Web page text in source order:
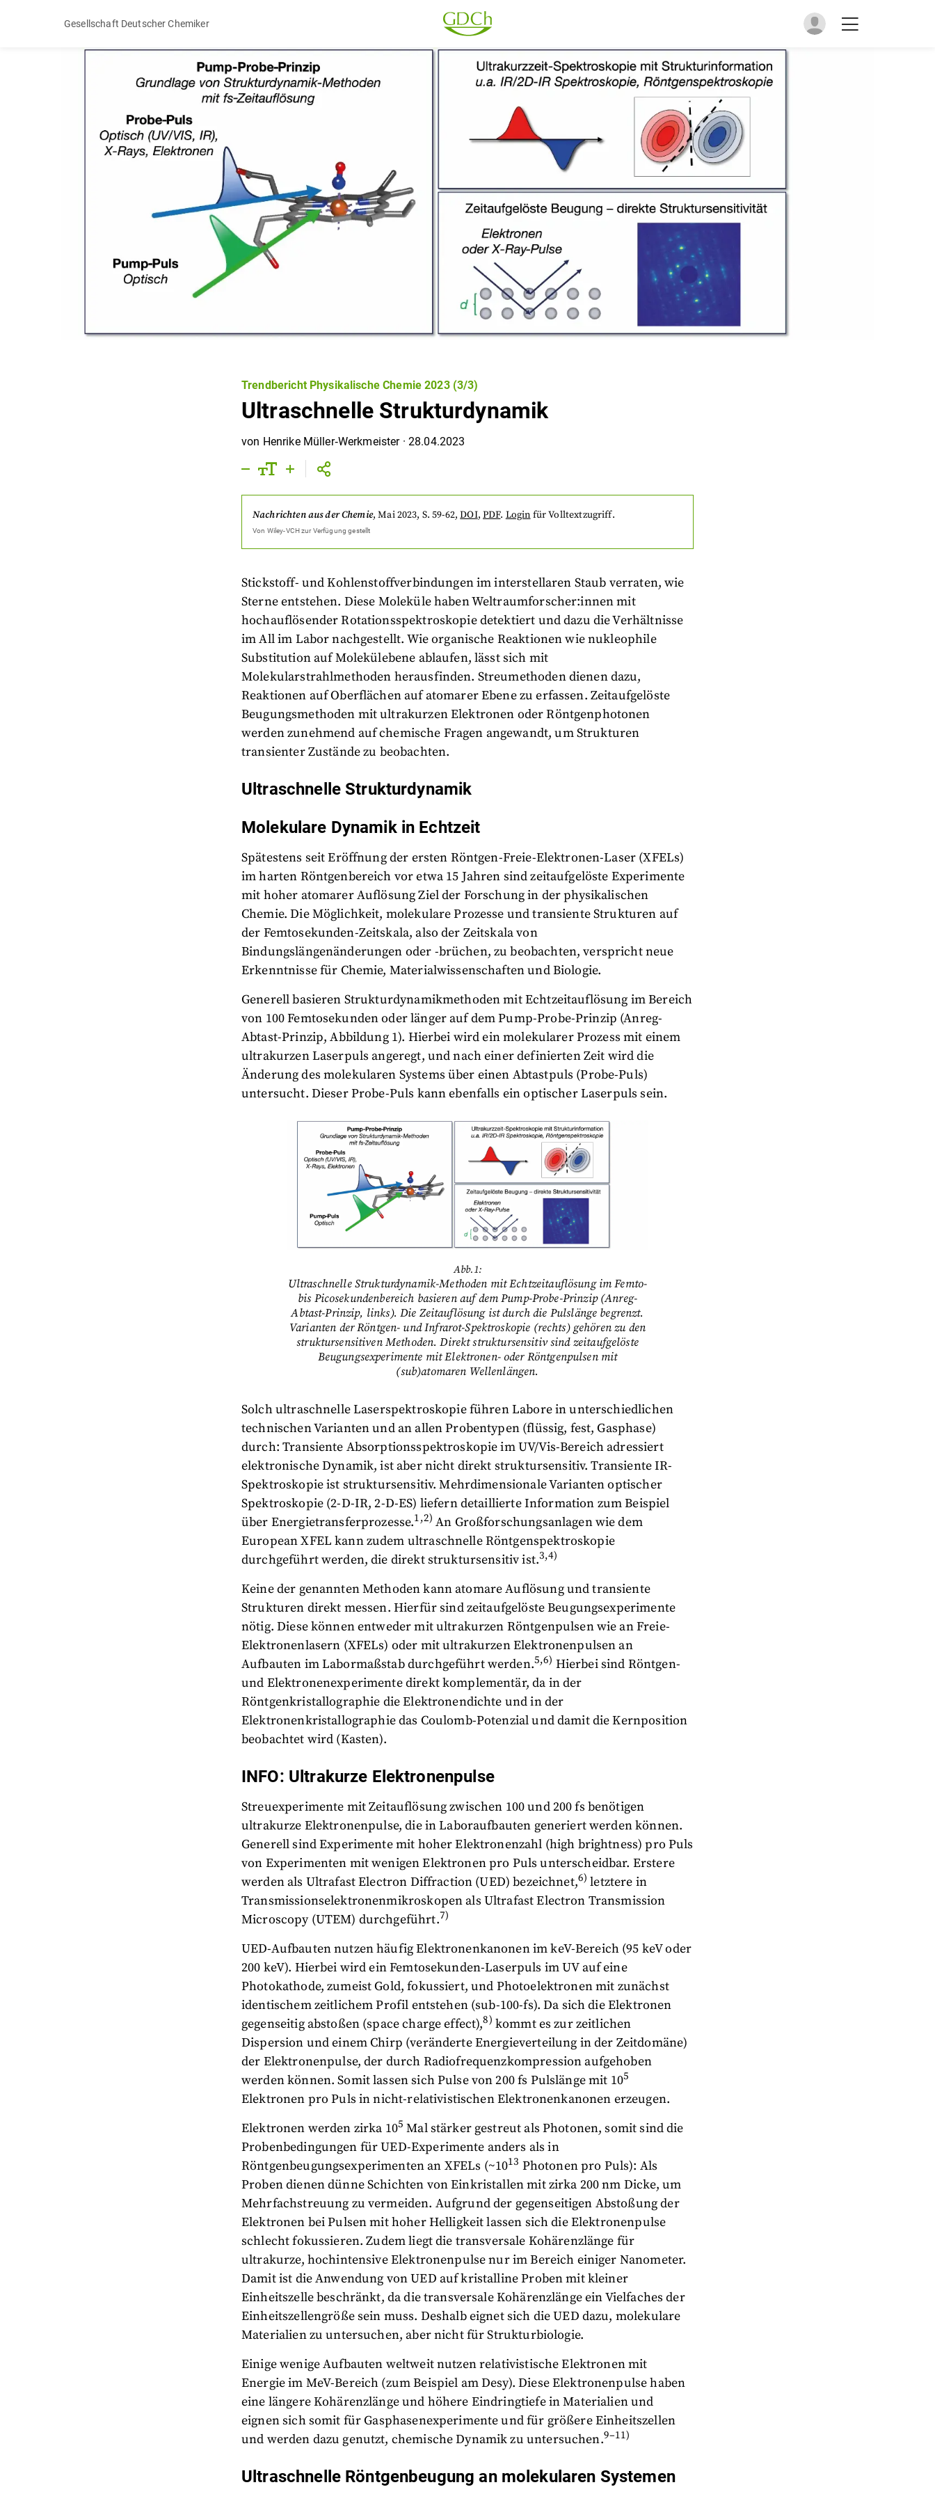
Gesellschaft Deutscher Chemiker
Trendbericht Physikalische Chemie 2023 (3/3)
Ultraschnelle Strukturdynamik
von Henrike Müller‐Werkmeister· 28.04.2023
Nachrichten aus der Chemie,Mai 2023, S. 59-62,DOI,PDF. Login für Volltextzugriff.
Von Wiley-VCHzur Verfügung gestellt
Stickstoff- und Kohlenstoffverbindungen im interstellaren Staub verraten, wie
Sterne entstehen. Diese Moleküle haben Weltraumforscher:innen mit
hochauflösender Rotationsspektroskopie detektiert und dazu die Verhältnisse
im All im Labor nachgestellt. Wie organische Reaktionen wie nukleophile
Substitution auf Molekülebene ablaufen, lässt sich mit
Molekularstrahlmethoden herausfinden. Streumethoden dienen dazu,
Reaktionen auf Oberflächen auf atomarer Ebene zu erfassen. Zeitaufgelöste
Beugungsmethoden mit ultrakurzen Elektronen oder Röntgenphotonen
werden zunehmend auf chemische Fragen angewandt, um Strukturen
transienter Zustände zu beobachten.
Ultraschnelle Strukturdynamik
Molekulare Dynamik in Echtzeit
Spätestens seit Eröffnung der ersten Röntgen-Freie-Elektronen-Laser (XFELs)
im harten Röntgenbereich vor etwa 15 Jahren sind zeitaufgelöste Experimente
mit hoher atomarer Auflösung Ziel der Forschung in der physikalischen
Chemie. Die Möglichkeit, molekulare Prozesse und transiente Strukturen auf
der Femtosekunden-Zeitskala, also der Zeitskala von
Bindungslängenänderungen oder -brüchen, zu beobachten, verspricht neue
Erkenntnisse für Chemie, Materialwissenschaften und Biologie.
Generell basieren Strukturdynamikmethoden mit Echtzeitauflösung im Bereich
von 100 Femtosekunden oder länger auf dem Pump-Probe-Prinzip (Anreg-
Abtast-Prinzip, Abbildung 1). Hierbei wird ein molekularer Prozess mit einem
ultrakurzen Laserpuls angeregt, und nach einer definierten Zeit wird die
Änderung des molekularen Systems über einen Abtastpuls (Probe-Puls)
untersucht. Dieser Probe-Puls kann ebenfalls ein optischer Laserpuls sein.
Abb.1:
Ultraschnelle Strukturdynamik-Methoden mit Echtzeitauflösung im Femto-
bis Picosekundenbereich basieren auf dem Pump-Probe-Prinzip (Anreg-
Abtast-Prinzip, links). Die Zeitauflösung ist durch die Pulslänge begrenzt.
Varianten der Röntgen- und Infrarot-Spektroskopie (rechts) gehören zu den
struktursensitiven Methoden. Direkt struktursensitiv sind zeitaufgelöste
Beugungsexperimente mit Elektronen- oder Röntgenpulsen mit
(sub)atomaren Wellenlängen.
Solch ultraschnelle Laserspektroskopie führen Labore in unterschiedlichen
technischen Varianten und an allen Probentypen (flüssig, fest, Gasphase)
durch: Transiente Absorptionsspektroskopie im UV/Vis-Bereich adressiert
elektronische Dynamik, ist aber nicht direkt struktursensitiv. Transiente IR-
Spektroskopie ist struktursensitiv. Mehrdimensionale Varianten optischer
Spektroskopie (2-D-IR, 2-D-ES) liefern detaillierte Information zum Beispiel
über Energietransferprozesse.1,2) An Großforschungsanlagen wie dem
European XFEL kann zudem ultraschnelle Röntgenspektroskopie
durchgeführt werden, die direkt struktursensitiv ist.3,4)
Keine der genannten Methoden kann atomare Auflösung und transiente
Strukturen direkt messen. Hierfür sind zeitaufgelöste Beugungsexperimente
nötig. Diese können entweder mit ultrakurzen Röntgenpulsen wie an Freie-
Elektronenlasern (XFELs) oder mit ultrakurzen Elektronenpulsen an
Aufbauten im Labormaßstab durchgeführt werden.5,6) Hierbei sind Röntgen-
und Elektronenexperimente direkt komplementär, da in der
Röntgenkristallographie die Elektronendichte und in der
Elektronenkristallographie das Coulomb-Potenzial und damit die Kernposition
beobachtet wird (Kasten).
INFO: Ultrakurze Elektronenpulse
Streuexperimente mit Zeitauflösung zwischen 100 und 200 fs benötigen
ultrakurze Elektronenpulse, die in Laboraufbauten generiert werden können.
Generell sind Experimente mit hoher Elektronenzahl (high brightness) pro Puls
von Experimenten mit wenigen Elektronen pro Puls unterscheidbar. Erstere
werden als Ultrafast Electron Diffraction (UED) bezeichnet,6) letztere in
Transmissionselektronenmikroskopen als Ultrafast Electron Transmission
Microscopy (UTEM) durchgeführt.7)
UED-Aufbauten nutzen häufig Elektronenkanonen im keV-Bereich (95 keV oder
200 keV). Hierbei wird ein Femtosekunden-Laserpuls im UV auf eine
Photokathode, zumeist Gold, fokussiert, und Photoelektronen mit zunächst
identischem zeitlichem Profil entstehen (sub-100-fs). Da sich die Elektronen
gegenseitig abstoßen (space charge effect),8) kommt es zur zeitlichen
Dispersion und einem Chirp (veränderte Energieverteilung in der Zeitdomäne)
der Elektronenpulse, der durch Radiofrequenzkompression aufgehoben
werden können. Somit lassen sich Pulse von 200 fs Pulslänge mit 105
Elektronen pro Puls in nicht-relativistischen Elektronenkanonen erzeugen.
Elektronen werden zirka 105 Mal stärker gestreut als Photonen, somit sind die
Probenbedingungen für UED-Experimente anders als in
Röntgenbeugungsexperimenten an XFELs (~1013 Photonen pro Puls): Als
Proben dienen dünne Schichten von Einkristallen mit zirka 200 nm Dicke, um
Mehrfachstreuung zu vermeiden. Aufgrund der gegenseitigen Abstoßung der
Elektronen bei Pulsen mit hoher Helligkeit lassen sich die Elektronenpulse
schlecht fokussieren. Zudem liegt die transversale Kohärenzlänge für
ultrakurze, hochintensive Elektronenpulse nur im Bereich einiger Nanometer.
Damit ist die Anwendung von UED auf kristalline Proben mit kleiner
Einheitszelle beschränkt, da die transversale Kohärenzlänge ein Vielfaches der
Einheitszellengröße sein muss. Deshalb eignet sich die UED dazu, molekulare
Materialien zu untersuchen, aber nicht für Strukturbiologie.
Einige wenige Aufbauten weltweit nutzen relativistische Elektronen mit
Energie im MeV-Bereich (zum Beispiel am Desy). Diese Elektronenpulse haben
eine längere Kohärenzlänge und höhere Eindringtiefe in Materialien und
eignen sich somit für Gasphasenexperimente und für größere Einheitszellen
und werden dazu genutzt, chemische Dynamik zu untersuchen.9–11)
Ultraschnelle Röntgenbeugung an molekularen Systemen